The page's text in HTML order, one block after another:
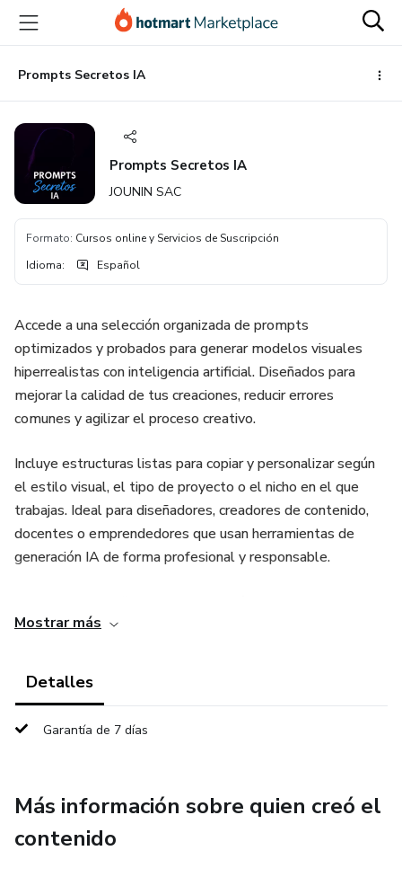
principal
página
de
página
Prompts Secretos IA
Prompts Secretos IA
JOUNIN SAC
Formato: Cursos online y Servicios de Suscripción
Idioma: Español
Accede a una selección organizada de prompts
optimizados y probados para generar modelos visuales
hiperrealistas con inteligencia artificial. Diseñados para
mejorar la calidad de tus creaciones, reducir errores
comunes y agilizar el proceso creativo.
Incluye estructuras listas para copiar y personalizar según
el estilo visual, el tipo de proyecto o el nicho en el que
trabajas. Ideal para diseñadores, creadores de contenido,
docentes o emprendedores que usan herramientas de
generación IA de forma profesional y responsable.
✔️ Compatibles con múltiples plataformas IA
✔️ Ahorra tiempo en pruebas y ajustes
Mostrar más
Detalles
Garantía de 7 días
Más información sobre quien creó el
contenido